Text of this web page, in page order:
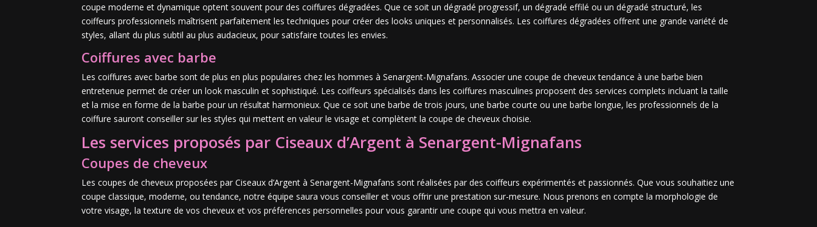
coupe moderne et dynamique optent souvent pour des coiffures dégradées. Que ce soit un dégradé progressif, un dégradé effilé ou un dégradé structuré, les
coiffeurs professionnels maîtrisent parfaitement les techniques pour créer des looks uniques et personnalisés. Les coiffures dégradées offrent une grande variété de
styles, allant du plus subtil au plus audacieux, pour satisfaire toutes les envies.
Coiffures avec barbe
Les coiffures avec barbe sont de plus en plus populaires chez les hommes à Senargent-Mignafans. Associer une coupe de cheveux tendance à une barbe bien
entretenue permet de créer un look masculin et sophistiqué. Les coiffeurs spécialisés dans les coiffures masculines proposent des services complets incluant la taille
et la mise en forme de la barbe pour un résultat harmonieux. Que ce soit une barbe de trois jours, une barbe courte ou une barbe longue, les professionnels de la
coiffure sauront conseiller sur les styles qui mettent en valeur le visage et complètent la coupe de cheveux choisie.
Les services proposés par Ciseaux d’Argent à Senargent-Mignafans
Coupes de cheveux
Les coupes de cheveux proposées par Ciseaux d’Argent à Senargent-Mignafans sont réalisées par des coiffeurs expérimentés et passionnés. Que vous souhaitiez une
coupe classique, moderne, ou tendance, notre équipe saura vous conseiller et vous offrir une prestation sur-mesure. Nous prenons en compte la morphologie de
votre visage, la texture de vos cheveux et vos préférences personnelles pour vous garantir une coupe qui vous mettra en valeur.